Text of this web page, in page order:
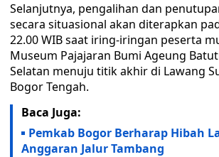
Selanjutnya, pengalihan dan
secara situasional akan diterapkan
22.00 WIB saat iring-iringan peserta
Museum Pajajaran Bumi Ageung
Selatan menuju titik akhir di Lawang
Bogor Tengah.
Baca Juga:
Pemkab Bogor Berharap Hibah
Anggaran Jalur Tambang